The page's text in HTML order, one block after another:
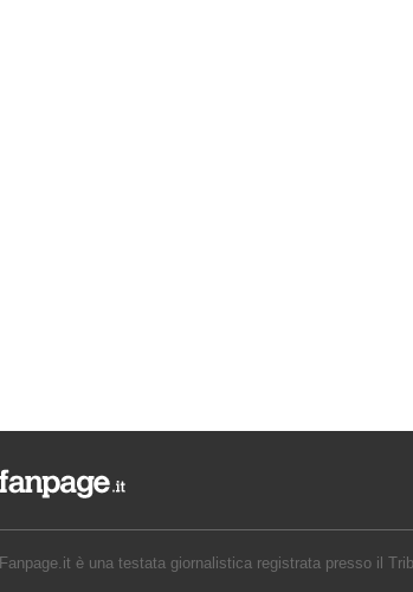
Fanpage.it è una testata giornalistica registrata presso il